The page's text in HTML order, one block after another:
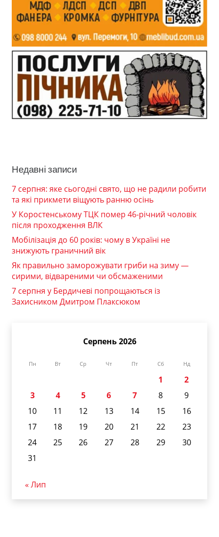
Недавні записи
7 серпня: яке сьогодні свято, що не радили робити
та які прикмети віщують ранню осінь
У Коростенському ТЦК помер 46-річний чоловік
після проходження ВЛК
Мобілізація до 60 років: чому в Україні не
знижують граничний вік
Як правильно заморожувати гриби на зиму —
сирими, відвареними чи обсмаженими
7 серпня у Бердичеві попрощаються із
Захисником Дмитром Плаксюком
Серпень 2026
Пн Вт Ср Чт Пт Сб Нд
1
2
3
4 5 6 7 8
9
10
11 12 13 14 15
16
17
18 19 20 21 22
23
24
25 26 27 28 29
30
31
« Лип